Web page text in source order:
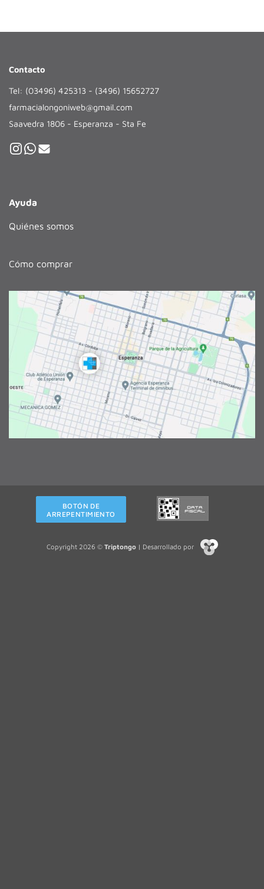
Contacto
Tel: (03496) 425313 - (3496) 15652727
farmacialongoniweb@gmail.com
Saavedra 1806 - Esperanza - Sta Fe
Ayuda
Quiénes somos
Cómo comprar
BOTÓN DE
ARREPENTIMIENTO
Copyright 2026 © Triptongo| Desarrollado por